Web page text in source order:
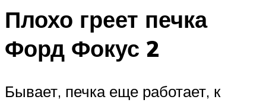
Плохо греет печка
Форд Фокус 2
Бывает, печка еще работает, к